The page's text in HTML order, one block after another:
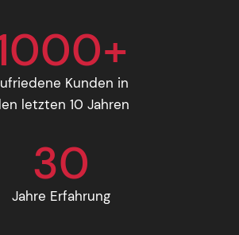
Kunden in
letzten 10 Jahren
30
Jahre Erfahrung